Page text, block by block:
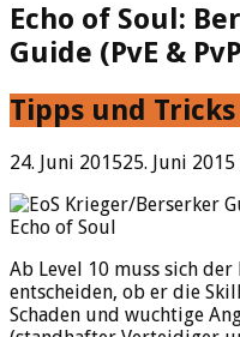
Echo of Soul:
Guide (PvE &
Tipps und
24. Juni 201525. Juni 2015
Echo of Soul
Ab Level 10 muss sich
entscheiden, ob er die
Schaden und wuchtige